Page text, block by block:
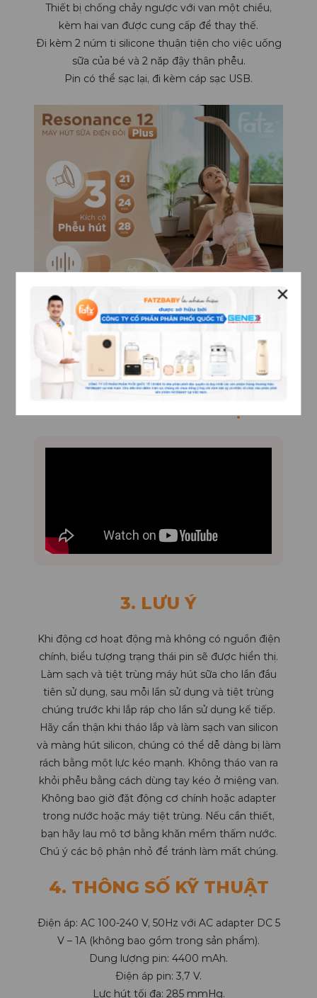
✕
Thiết bị chống chảy ngược với van một chiều,
kèm hai van được cung cấp để thay thế.
Đi kèm 2 núm ti silicone thuận tiện cho việc uống
sữa của bé và 2 năp đậy thân phễu.
Pin có thể sạc lại, đi kèm cáp sạc USB.
3. LƯU Ý
Khi động cơ hoạt động mà không có nguồn điện
chính, biểu tượng trạng thái pin sẽ được hiển thị.
Làm sạch và tiệt trùng máy hút sữa cho lần đầu
tiên sử dụng, sau mỗi lần sử dụng và tiệt trùng
chúng trước khi lắp ráp cho lần sử dụng kế tiếp.
Hãy cẩn thận khi tháo lắp và làm sạch van silicon
và màng hút silicon, chúng có thể dễ dàng bị làm
rách bằng một lực kéo mạnh. Không tháo van ra
khỏi phễu bằng cách dùng tay kéo ở miệng van.
Không bao giờ đặt động cơ chính hoặc adapter
trong nước hoặc máy tiệt trùng. Nếu cần thiết,
bạn hãy lau mô tơ bằng khăn mềm thấm nước.
Chú ý các bộ phận nhỏ để tránh làm mất chúng.
4. THÔNG SỐ KỸ THUẬT
Điện áp: AC 100-240 V, 50Hz với AC adapter DC 5
V – 1A (không bao gồm trong sản phẩm).
Dung lượng pin: 4400 mAh.
Điện áp pin: 3,7 V.
Lực hút tối đa: 285 mmHg.